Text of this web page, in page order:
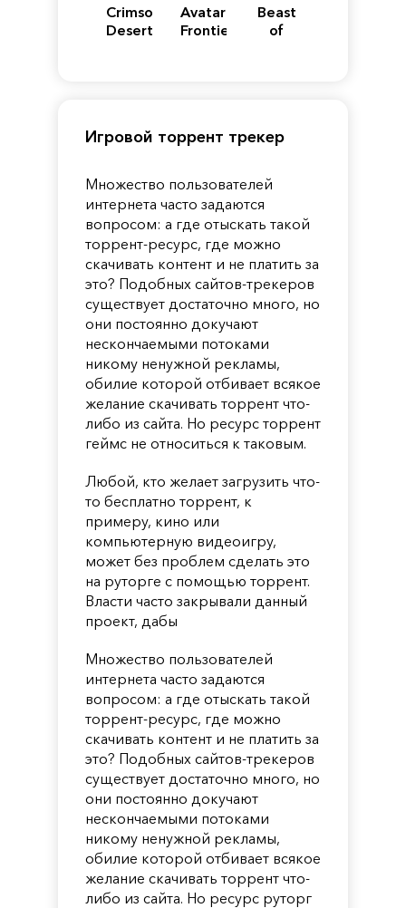
Crimson
Desert
Avatar:
Frontiers
Beast
of
Игровой торрент трекер
Множество пользователей
интернета часто задаются
вопросом: а где отыскать такой
торрент-ресурс, где можно
скачивать контент и не платить за
это? Подобных сайтов-трекеров
существует достаточно много, но
они постоянно докучают
нескончаемыми потоками
никому ненужной рекламы,
обилие которой отбивает всякое
желание скачивать торрент что-
либо из сайта. Но ресурс торрент
геймс не относиться к таковым.
Любой, кто желает загрузить что-
то бесплатно торрент, к
примеру, кино или
компьютерную видеоигру,
может без проблем сделать это
на руторге с помощью торрент.
Власти часто закрывали данный
проект, дабы
Множество пользователей
интернета часто задаются
вопросом: а где отыскать такой
торрент-ресурс, где можно
скачивать контент и не платить за
это? Подобных сайтов-трекеров
существует достаточно много, но
они постоянно докучают
нескончаемыми потоками
никому ненужной рекламы,
обилие которой отбивает всякое
желание скачивать торрент что-
либо из сайта. Но ресурс руторг